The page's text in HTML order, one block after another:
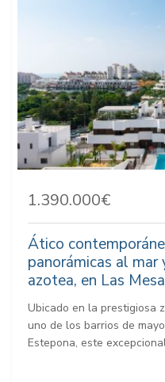
1.390.000€
Ático
panorámicas al mar
azotea, en Las
Ubicado en la prestigiosa
uno de los barrios de
Estepona, este